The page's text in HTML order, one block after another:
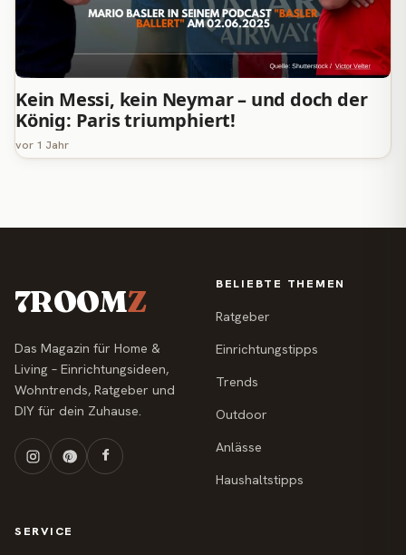
Kein Messi, kein Neymar – und doch der
König: Paris triumphiert!
vor 1 Jahr
7ROOMZ
Das Magazin für Home &
Living – Einrichtungsideen,
Wohntrends, Ratgeber und
DIY für dein Zuhause.
BELIEBTE THEMEN
Ratgeber
Einrichtungstipps
Trends
Outdoor
Anlässe
Haushaltstipps
SERVICE